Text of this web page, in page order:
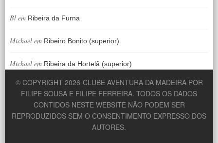
Bl em Ribeira da Furna
Michael em Ribeiro Bonito (superior)
Michael em Ribeira da Hortelã (superior)
© COPYRIGHT 2026 CLUBE AVENTURA DA MADEIRA POR
FILIPE SOUSA E FILIPE FERREIRA. TODOS OS DADOS
CONTIDOS NESTE WEBSITE NÃO PODEM SER
REPRODUZIDOS SEM O CONSENTIMENTO EXPRESSO DOS
AUTORES.